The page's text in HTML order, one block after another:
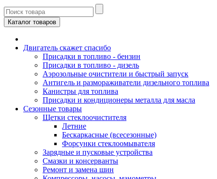
Каталог товаров
Двигатель скажет спасибо
Присадки в топливо - бензин
Присадки в топливо - дизель
Аэрозольные очистители и быстрый запуск
Антигель и размораживатели дизельного топлива
Канистры для топлива
Присадки и кондиционеры металла для масла
Сезонные товары
Щетки стеклоочистителя
Летние
Бескаркасные (всесезонные)
Форсунки стеклоомывателя
Зарядные и пусковые устройства
Смазки и консерванты
Ремонт и замена шин